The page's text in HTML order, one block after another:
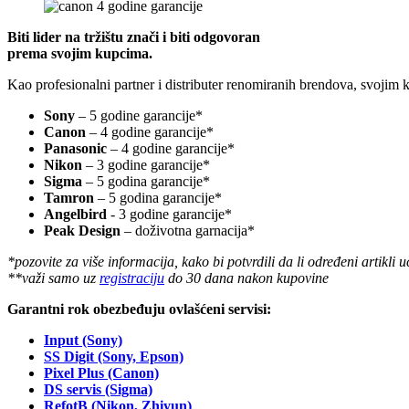
Biti lider na tržištu znači i biti odgovoran
prema svojim kupcima.
Kao profesionalni partner i distributer renomiranih brendova, svojim
Sony – 5 godine garancije*
Canon – 4 godine garancije*
Panasonic – 4 godine garancije*
Nikon – 3 godine garancije*
Sigma – 5 godina garancije*
Tamron – 5 godina garancije*
Angelbird - 3 godine garancije*
Peak Design – doživotna garnacija*
*pozovite za više informacija, kako bi potvrdili da li određeni artikli
**važi samo uz registraciju do 30 dana nakon kupovine
Garantni rok obezbeđuju ovlašćeni servisi:
Input (Sony)
SS Digit (Sony, Epson)
Pixel Plus (Canon)
DS servis (Sigma)
RefotB (Nikon, Zhiyun)